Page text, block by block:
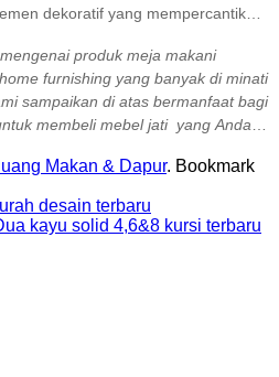
dekoratif yang mempercantik
produk meja makani
furnishing yang banyak di minati
sampaikan di atas bermanfaat bagi
membeli mebel jati yang Anda
di websitebrokoku.com, silakan klik
dan pemesanan.
Makan & Dapur. Bookmark
desain terbaru
kayu solid 4,6&8 kursi terbaru